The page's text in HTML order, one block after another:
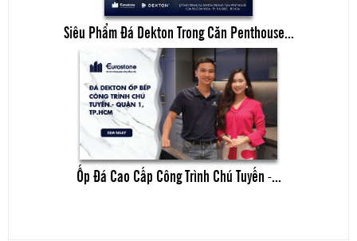
Siêu Phẩm Đá Dekton Trong Căn Penthouse...
Ốp Đá Cao Cấp Công Trình Chú Tuyến -...